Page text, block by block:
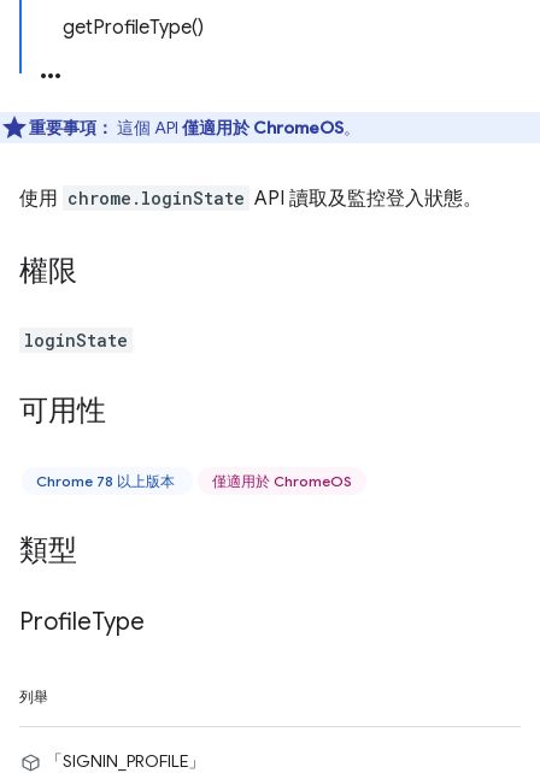
getProfileType()
重要事項： 這個 API 僅適用於 ChromeOS。
使用 chrome.loginState API 讀取及監控登入狀態。
權限
loginState
可用性
Chrome 78 以上版本 僅適用於 ChromeOS
類型
ProfileType
列舉
「SIGNIN_PROFILE」